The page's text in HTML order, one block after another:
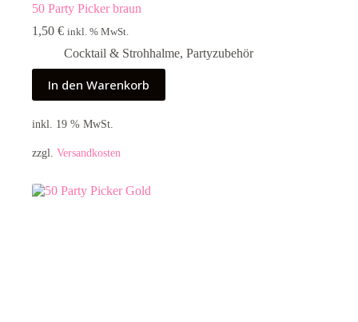
50 Party Picker braun
1,50 € inkl. % MwSt.
Cocktail & Strohhalme, Partyzubehör
In den Warenkorb
inkl. 19 % MwSt.
zzgl. Versandkosten